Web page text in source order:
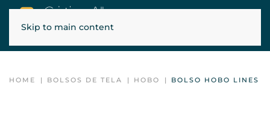
Skip to main content
HOME BOLSOS DE TELA HOBO BOLSO HOBO LINES